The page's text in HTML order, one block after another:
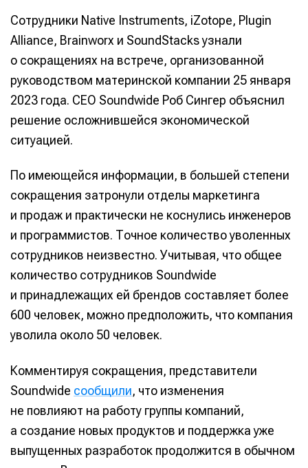
Сотрудники Native Instruments, iZotope, Plugin
Alliance, Brainworx и SoundStacks узнали
о сокращениях на встрече, организованной
руководством материнской компании 25 января
2023 года. CEO Soundwide Роб Сингер объяснил
решение осложнившейся экономической
ситуацией.
По имеющейся информации, в большей степени
сокращения затронули отделы маркетинга
и продаж и практически не коснулись инженеров
и программистов. Точное количество уволенных
сотрудников неизвестно. Учитывая, что общее
количество сотрудников Soundwide
и принадлежащих ей брендов составляет более
600 человек, можно предположить, что компания
уволила около 50 человек.
Комментируя сокращения, представители
Soundwide сообщили, что изменения
не повлияют на работу группы компаний,
а создание новых продуктов и поддержка уже
выпущенных разработок продолжится в обычном